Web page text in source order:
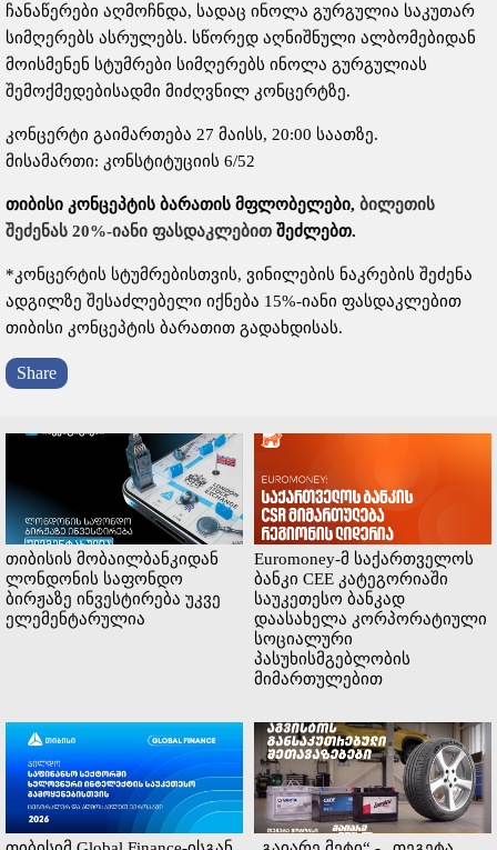
ჩანაწერები აღმოჩნდა, სადაც ინოლა გურგულია საკუთარ
სიმღერებს ასრულებს. სწორედ აღნიშნული ალბომებიდან
მოისმენენ სტუმრები სიმღერებს ინოლა გურგულიას
შემოქმედებისადმი მიძღვნილ კონცერტზე.
კონცერტი გაიმართება 27 მაისს, 20:00 საათზე.
მისამართი: კონსტიტუციის 6/52
თიბისი კონცეპტის ბარათის მფლობელები, ბილეთის
შეძენას 20%-იანი ფასდაკლებით შეძლებთ.
*კონცერტის სტუმრებისთვის, ვინილების ნაკრების შეძენა
ადგილზე შესაძლებელი იქნება 15%-იანი ფასდაკლებით
თიბისი კონცეპტის ბარათით გადახდისას.
Share
თიბისის მობაილბანკიდან
ლონდონის საფონდო
ბირჟაზე ინვესტირება უკვე
ელემენტარულია
Euromoney-მ საქართველოს
ბანკი CEE კატეგორიაში
საუკეთესო ბანკად
დაასახელა კორპორატიული
სოციალური
პასუხისმგებლობის
მიმართულებით